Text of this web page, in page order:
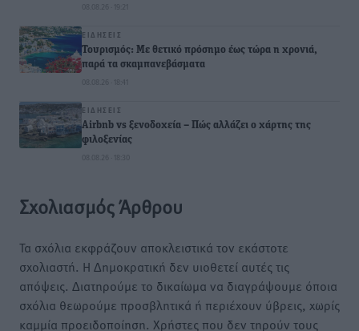
08.08.26 · 19:21
ΕΙΔΉΣΕΙΣ
Τουρισμός: Με θετικό πρόσημο έως τώρα η χρονιά,
παρά τα σκαμπανεβάσματα
08.08.26 · 18:41
ΕΙΔΉΣΕΙΣ
Airbnb vs ξενοδοχεία – Πώς αλλάζει ο χάρτης της
φιλοξενίας
08.08.26 · 18:30
Σχολιασμός Άρθρου
Τα σχόλια εκφράζουν αποκλειστικά τον εκάστοτε
σχολιαστή. Η Δημοκρατική δεν υιοθετεί αυτές τις
απόψεις. Διατηρούμε το δικαίωμα να διαγράψουμε όποια
σχόλια θεωρούμε προσβλητικά ή περιέχουν ύβρεις, χωρίς
καμμία προειδοποίηση. Χρήστες που δεν τηρούν τους